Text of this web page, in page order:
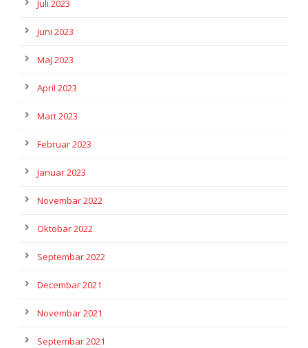
Juli 2023
Juni 2023
Maj 2023
April 2023
Mart 2023
Februar 2023
Januar 2023
Novembar 2022
Oktobar 2022
Septembar 2022
Decembar 2021
Novembar 2021
Septembar 2021